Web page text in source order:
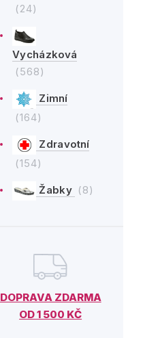
(24)
Vycházková
(568)
Zimní
(164)
Zdravotní
(154)
Žabky (8)
DOPRAVA ZDARMA
OD 1 500 KČ